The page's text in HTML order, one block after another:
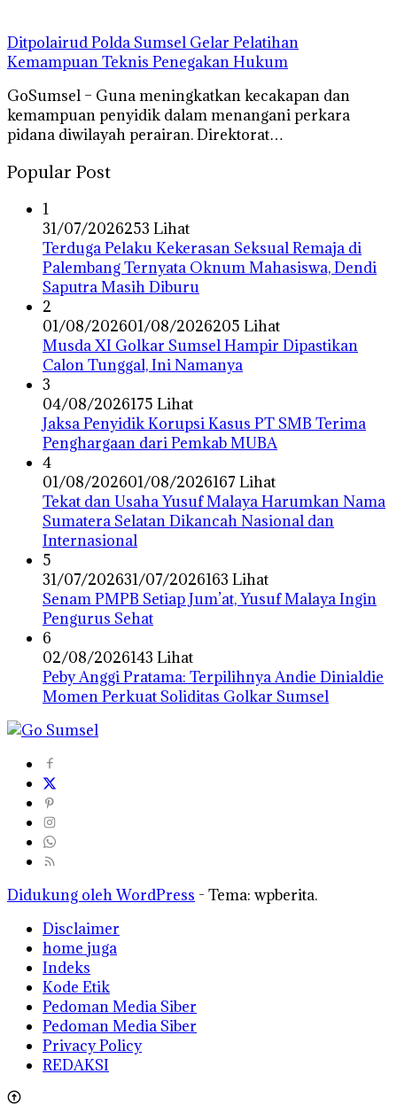
Ditpolairud Polda Sumsel Gelar Pelatihan
Kemampuan Teknis Penegakan Hukum
GoSumsel – Guna meningkatkan kecakapan dan
kemampuan penyidik dalam menangani perkara
pidana diwilayah perairan. Direktorat…
Popular Post
1
31/07/2026253 Lihat
Terduga Pelaku Kekerasan Seksual Remaja di
Palembang Ternyata Oknum Mahasiswa, Dendi
Saputra Masih Diburu
2
01/08/202601/08/2026205 Lihat
Musda XI Golkar Sumsel Hampir Dipastikan
Calon Tunggal, Ini Namanya
3
04/08/2026175 Lihat
Jaksa Penyidik Korupsi Kasus PT SMB Terima
Penghargaan dari Pemkab MUBA
4
01/08/202601/08/2026167 Lihat
Tekat dan Usaha Yusuf Malaya Harumkan Nama
Sumatera Selatan Dikancah Nasional dan
Internasional
5
31/07/202631/07/2026163 Lihat
Senam PMPB Setiap Jum’at, Yusuf Malaya Ingin
Pengurus Sehat
6
02/08/2026143 Lihat
Peby Anggi Pratama: Terpilihnya Andie Dinialdie
Momen Perkuat Soliditas Golkar Sumsel
Didukung oleh WordPress - Tema: wpberita.
Disclaimer
home juga
Indeks
Kode Etik
Pedoman Media Siber
Pedoman Media Siber
Privacy Policy
REDAKSI